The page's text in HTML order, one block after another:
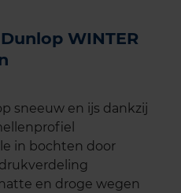
WINTER
sneeuw en ijs dankzij
in bochten door
en droge wegen